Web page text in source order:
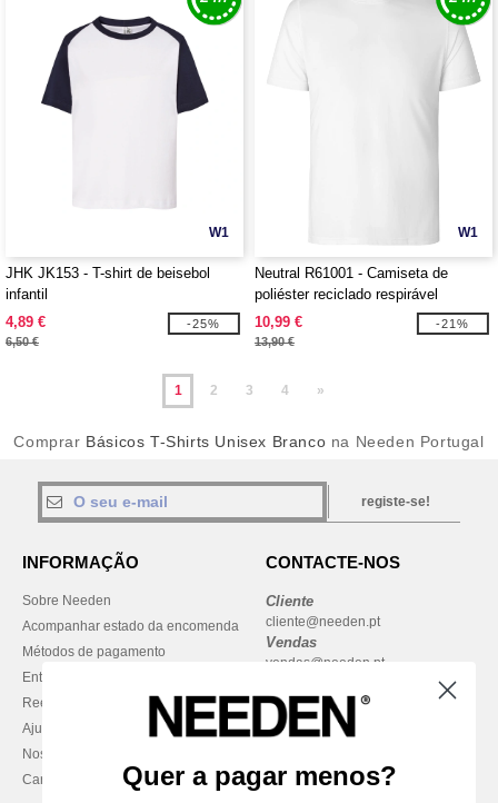
W1
JHK JK153 - T-shirt de beisebol
infantil
4,89 €
6,50 €
-25%
W1
Neutral R61001 - Camiseta de
poliéster reciclado respirável
10,99 €
13,90 €
-21%
1 2 3 4 »
Comprar Básicos T-Shirts Unisex Branco na Needen Portugal
registe-se!
INFORMAÇÃO
Sobre Needen
Acompanhar estado da encomenda
Métodos de pagamento
Entrega
Reembolsos / devoluções
Ajuda & FAQs
Nossos compromissos
Carreiras
CONTACTE-NOS
Cliente
cliente@needen.pt
Vendas
vendas@needen.pt
Quer a pagar menos?